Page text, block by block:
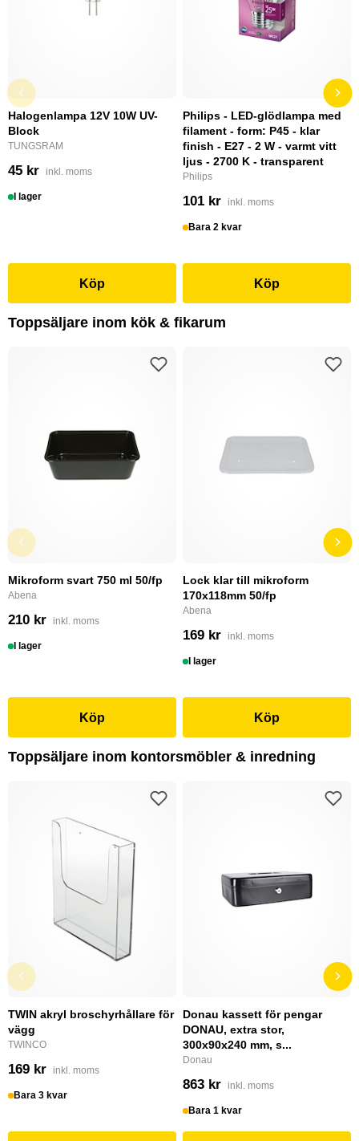
Halogenlampa 12V 10W UV-
Block
TUNGSRAM
45 kr inkl. moms
I lager
Köp
Philips - LED-glödlampa med
filament - form: P45 - klar
finish - E27 - 2 W - varmt vitt
ljus - 2700 K - transparent
Philips
101 kr inkl. moms
Bara 2 kvar
Köp
Toppsäljare inom kök & fikarum
Mikroform svart 750 ml 50/fp
Abena
210 kr inkl. moms
I lager
Köp
Lock klar till mikroform
170x118mm 50/fp
Abena
169 kr inkl. moms
I lager
Köp
Toppsäljare inom kontorsmöbler & inredning
TWIN akryl broschyrhållare för
vägg
TWINCO
169 kr inkl. moms
Bara 3 kvar
Donau kassett för pengar
DONAU, extra stor,
300x90x240 mm, s...
Donau
863 kr inkl. moms
Bara 1 kvar